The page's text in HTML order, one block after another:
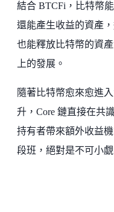
結合 BTCFi，比特幣
還能產生收益的資產
也能釋放比特幣的資
上的發展。
隨著比特幣愈來愈進
升，Core 鏈直接在共
持有者帶來額外收益
段班，絕對是不可小